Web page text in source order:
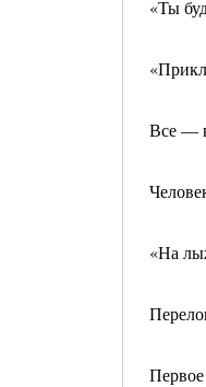
«Ты
Все —
«На